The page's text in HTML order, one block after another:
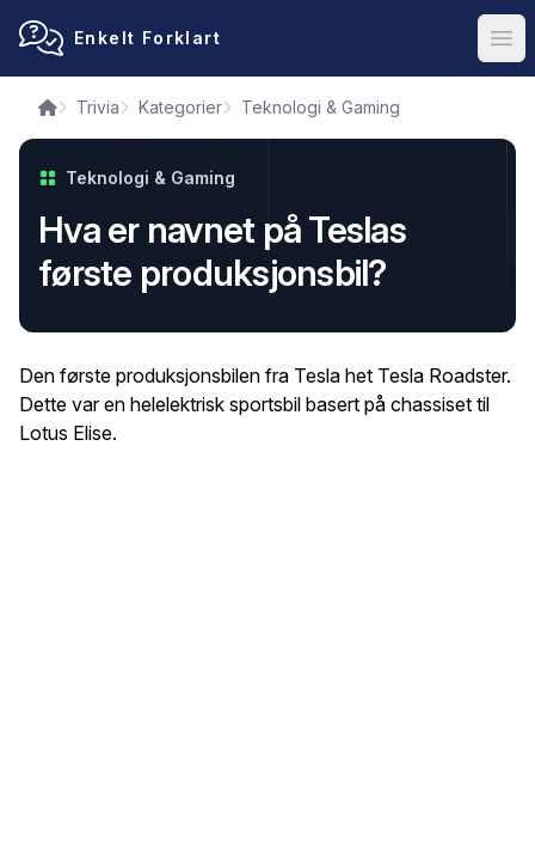
Enkelt Forklart
Trivia Kategorier Teknologi & Gaming
Teknologi & Gaming
Hva er navnet på Teslas
første produksjonsbil?
Den første produksjonsbilen fra Tesla het Tesla Roadster.
Dette var en helelektrisk sportsbil basert på chassiset til
Lotus Elise.